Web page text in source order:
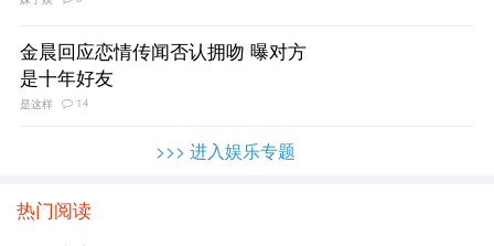
金晨回应恋情传闻否认拥吻 曝对方
是十年好友
是这样 14
>>> 进入娱乐专题
热门阅读